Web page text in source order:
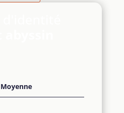
Moyenne